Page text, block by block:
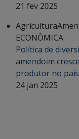
21 fev 2025
Agricultura
ECONÔMICA
Política de
amendoim
produtor no país
24 jan 2025